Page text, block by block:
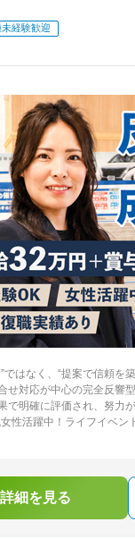
経験歓迎
ではなく、“提案で信頼を
せ対応が中心の完全反響
で明確に評価され、努力
性活躍中！ライフイベン
細を見る